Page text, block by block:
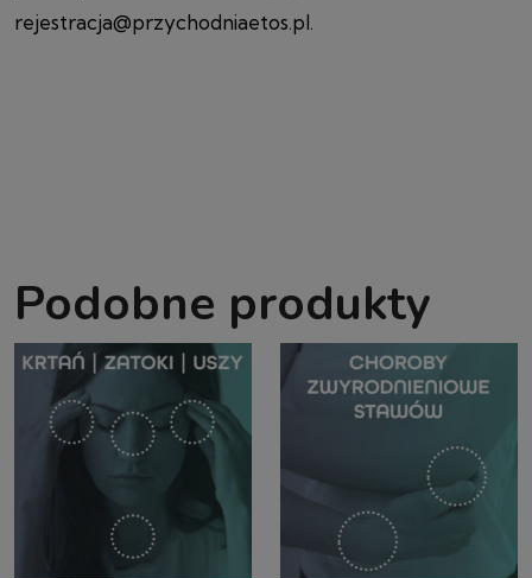
rejestracja@przychodniaetos.pl.
Podobne produkty